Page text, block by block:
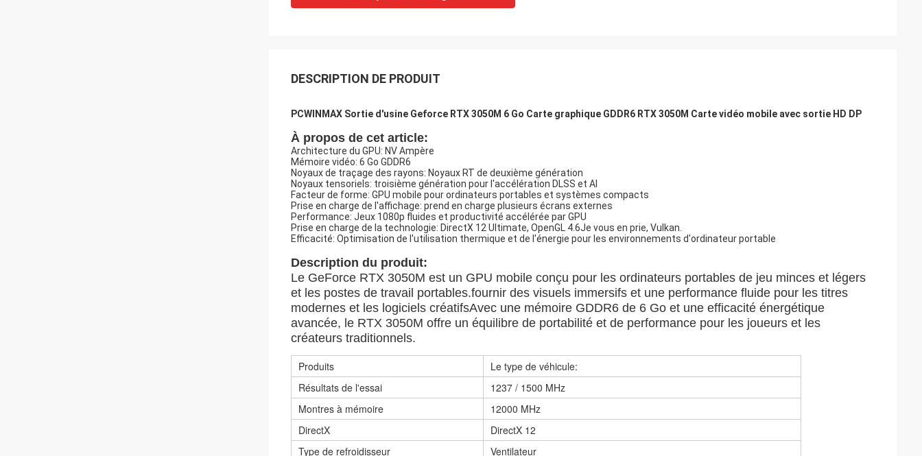
DESCRIPTION DE PRODUIT
PCWINMAX Sortie d'usine Geforce RTX 3050M 6 Go Carte graphique GDDR6 RTX 3050M Carte vidéo mobile avec sortie HD DP
À propos de cet article:
Architecture du GPU: NV Ampère
Mémoire vidéo: 6 Go GDDR6
Noyaux de traçage des rayons: Noyaux RT de deuxième génération
Noyaux tensoriels: troisième génération pour l'accélération DLSS et AI
Facteur de forme: GPU mobile pour ordinateurs portables et systèmes compacts
Prise en charge de l'affichage: prend en charge plusieurs écrans externes
Performance: Jeux 1080p fluides et productivité accélérée par GPU
Prise en charge de la technologie: DirectX 12 Ultimate, OpenGL 4.6Je vous en prie, Vulkan.
Efficacité: Optimisation de l'utilisation thermique et de l'énergie pour les environnements d'ordinateur portable
Description du produit:
Le GeForce RTX 3050M est un GPU mobile conçu pour les ordinateurs portables de jeu minces et légers
et les postes de travail portables.fournir des visuels immersifs et une performance fluide pour les titres
modernes et les logiciels créatifsAvec une mémoire GDDR6 de 6 Go et une efficacité énergétique
avancée, le RTX 3050M offre un équilibre de portabilité et de performance pour les joueurs et les
créateurs traditionnels.
Produits
Le type de véhicule:
Résultats de l'essai
1237 / 1500 MHz
Montres à mémoire
12000 MHz
DirectX
DirectX 12
Type de refroidisseur
Ventilateur